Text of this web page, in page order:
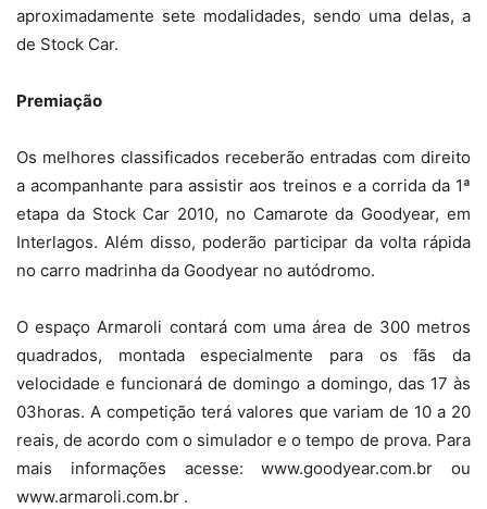
aproximadamente sete modalidades, sendo uma delas, a
de Stock Car.
Premiação
Os melhores classificados receberão entradas com direito
a acompanhante para assistir aos treinos e a corrida da 1ª
etapa da Stock Car 2010, no Camarote da Goodyear, em
Interlagos. Além disso, poderão participar da volta rápida
no carro madrinha da Goodyear no autódromo.
O espaço Armaroli contará com uma área de 300 metros
quadrados, montada especialmente para os fãs da
velocidade e funcionará de domingo a domingo, das 17 às
03horas. A competição terá valores que variam de 10 a 20
reais, de acordo com o simulador e o tempo de prova. Para
mais informações acesse: www.goodyear.com.br ou
www.armaroli.com.br .